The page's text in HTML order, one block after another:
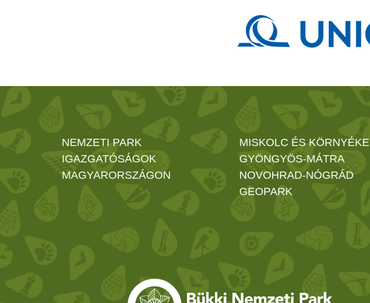
NEMZETI PARK
IGAZGATÓSÁGOK
MAGYARORSZÁGON
MISKOLC ÉS KÖRNYÉKE
GYÖNGYÖS-MÁTRA
NOVOHRAD-NÓGRÁD
GEOPARK